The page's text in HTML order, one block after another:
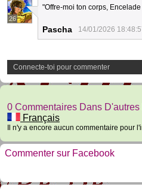
26
"Offre-moi ton corps,
Pascha 14/01/2026
Connecte-toi pour commenter
0 Commentaires Dans D'autres
Français
Il n'y a encore aucun commentaire pour
Commenter sur Facebook